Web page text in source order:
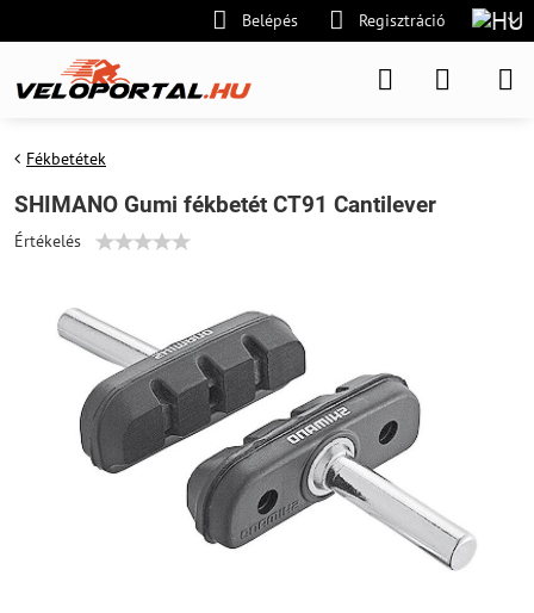
Belépés Regisztráció
Fékbetétek
SHIMANO Gumi fékbetét CT91 Cantilever
Értékelés